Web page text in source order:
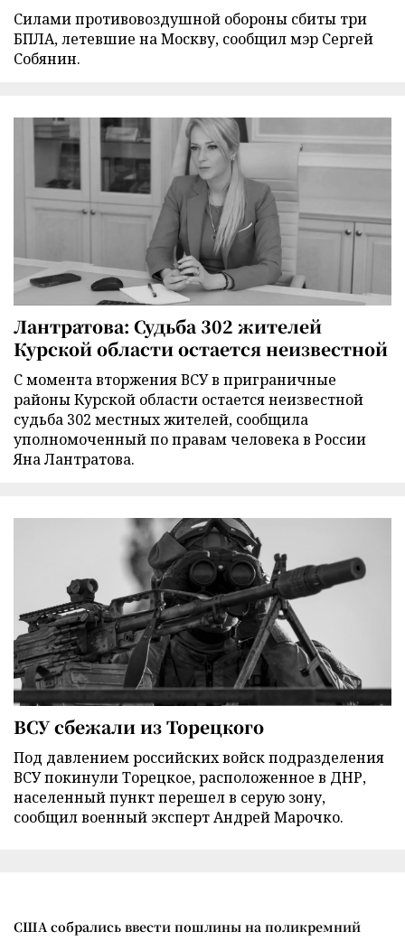
Силами противовоздушной обороны сбиты три
БПЛА, летевшие на Москву, сообщил мэр Сергей
Собянин.
Лантратова: Судьба 302 жителей
Курской области остается неизвестной
С момента вторжения ВСУ в приграничные
районы Курской области остается неизвестной
судьба 302 местных жителей, сообщила
уполномоченный по правам человека в России
Яна Лантратова.
ВСУ сбежали из Торецкого
Под давлением российских войск подразделения
ВСУ покинули Торецкое, расположенное в ДНР,
населенный пункт перешел в серую зону,
сообщил военный эксперт Андрей Марочко.
США собрались ввести пошлины на поликремний